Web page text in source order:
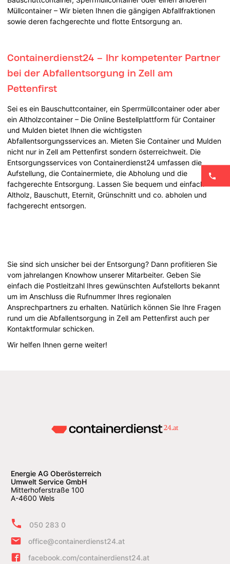
Müllcontainer – Wir bieten Ihnen die gängigen Abfallfraktionen
sowie deren fachgerechte und flotte Entsorgung an.
Containerdienst24 – Ihr kompetenter Partner
bei der Abfallentsorgung in Zell am
Pettenfirst
Sei es ein Bauschuttcontainer, ein Sperrmüllcontainer oder aber
ein Altholzcontainer – Die Online Bestellplattform für Container
und Mulden bietet Ihnen die wichtigsten
Abfallentsorgungsservices an. Mieten Sie Container und Mulden
nicht nur in Zell am Pettenfirst sondern österreichweit. Die
Entsorgungsservices von Containerdienst24 umfassen die
Aufstellung, die Containermiete, die Abholung und die
fachgerechte Entsorgung. Lassen Sie bequem und einfach
Altholz, Bauschutt, Eternit, Grünschnitt und co. abholen und
fachgerecht entsorgen.
Sie sind sich unsicher bei der Entsorgung? Dann profitieren Sie
vom jahrelangen Knowhow unserer Mitarbeiter. Geben Sie
einfach die Postleitzahl Ihres gewünschten Aufstellorts bekannt
um im Anschluss die Rufnummer Ihres regionalen
Ansprechpartners zu erhalten. Natürlich können Sie Ihre Fragen
rund um die Abfallentsorgung in Zell am Pettenfirst auch per
Kontaktformular schicken.
Wir helfen Ihnen gerne weiter!
Energie AG Oberösterreich
Umwelt Service GmbH
Mitterhoferstraße 100
A-4600 Wels
050 283 0
office@containerdienst24.at
facebook.com/containerdienst24.at